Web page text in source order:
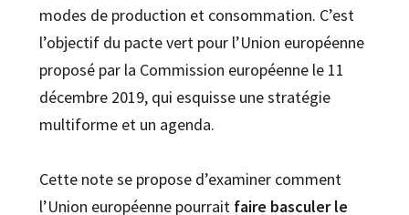
modes de production et consommation. C’est
l’objectif du pacte vert pour l’Union européenne
proposé par la Commission européenne le 11
décembre 2019, qui esquisse une stratégie
multiforme et un agenda.
Cette note se propose d’examiner comment
l’Union européenne pourrait faire basculer le